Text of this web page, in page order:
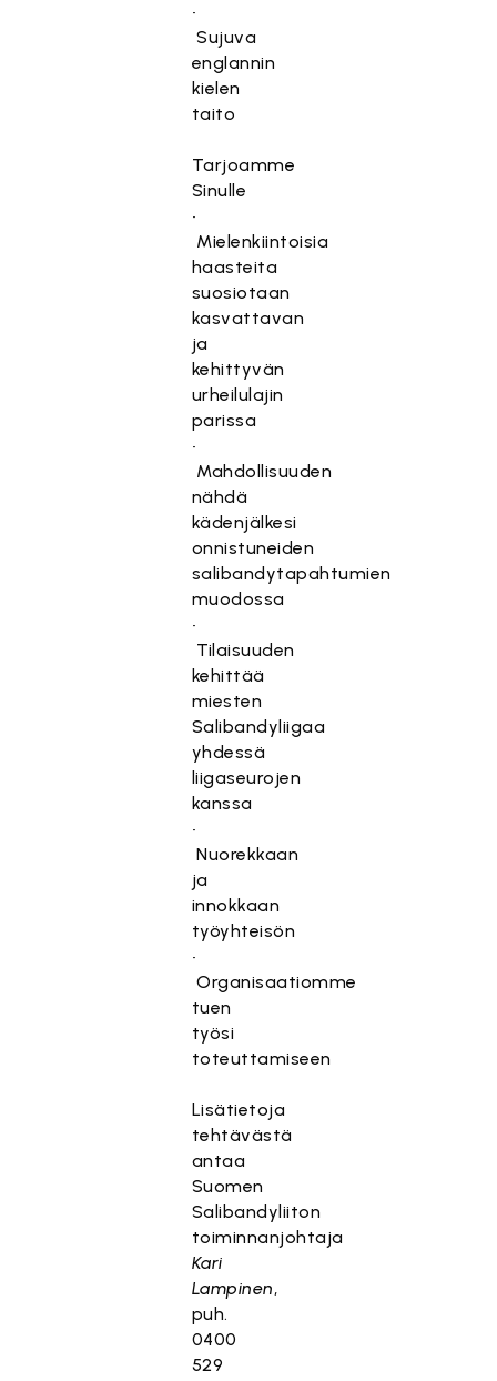
•
Sujuva
englannin
kielen
taito
Tarjoamme
Sinulle
•
Mielenkiintoisia
haasteita
suosiotaan
kasvattavan
ja
kehittyvän
urheilulajin
parissa
•
Mahdollisuuden
nähdä
kädenjälkesi
onnistuneiden
salibandytapahtumien
muodossa
•
Tilaisuuden
kehittää
miesten
Salibandyliigaa
yhdessä
liigaseurojen
kanssa
•
Nuorekkaan
ja
innokkaan
työyhteisön
•
Organisaatiomme
tuen
työsi
toteuttamiseen
Lisätietoja
tehtävästä
antaa
Suomen
Salibandyliiton
toiminnanjohtaja
Kari
Lampinen,
puh.
0400
529